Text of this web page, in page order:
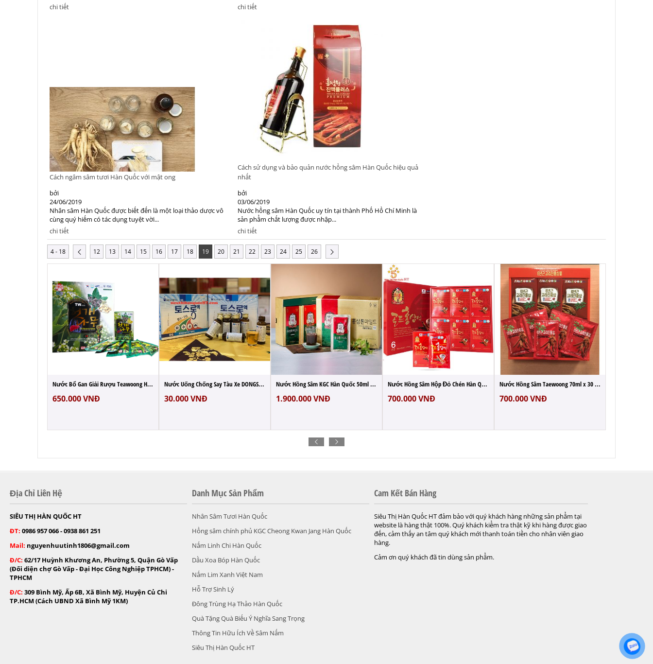
chi tiết
chi tiết
Cách ngâm sâm tươi Hàn Quốc với mật ong
bởi
24/06/2019
Nhân sâm Hàn Quốc được biết đến là một loại thảo dược vô
cùng quý hiếm có tác dụng tuyệt vời...
chi tiết
Cách sử dụng và bảo quản nước hồng sâm Hàn Quốc hiệu quả
nhất
bởi
03/06/2019
Nước hồng sâm Hàn Quốc uy tín tại thành Phố Hồ Chí Minh là
sản phẩm chất lượng được nhập...
chi tiết
4 - 18 12 13 14 15 16 17 18 19 20 21 22 23 24 25 26
Nước Bổ Gan Giải Rượu Teawoong Hovenia 30...
650.000 VNĐ
Nước Uống Chống Say Tàu Xe DONGSUNG Hàn Q...
30.000 VNĐ
Nước Hồng Sâm KGC Hàn Quốc 50ml x 30 Gói ...
1.900.000 VNĐ
Nước Hồng Sâm Hộp Đỏ Chén Hàn Quốc 70ml ...
700.000 VNĐ
Nước Hồng Sâm Taewoong 70ml x 30 Gói Đỏ H...
700.000 VNĐ
Địa Chỉ Liên Hệ
SIÊU THỊ HÀN QUỐC HT
ĐT: 0986 957 066 - 0938 861 251
Mail: nguyenhuutinh1806@gmail.com
Đ/C: 62/17 Huỳnh Khương An, Phường 5, Quận Gò Vấp
(Đối diện chợ Gò Vấp - Đại Học Công Nghiệp TPHCM) -
TPHCM
Đ/C: 309 Bình Mỹ, Ấp 6B, Xã Bình Mỹ, Huyện Củ Chi
TP.HCM (Cách UBND Xã Bình Mỹ 1KM)
Danh Mục Sản Phẩm
Nhân Sâm Tươi Hàn Quốc
Hồng sâm chính phủ KGC Cheong Kwan Jang Hàn Quốc
Nấm Linh Chi Hàn Quốc
Dầu Xoa Bóp Hàn Quốc
Nấm Lim Xanh Việt Nam
Hỗ Trợ Sinh Lý
Đông Trùng Hạ Thảo Hàn Quốc
Quà Tặng Quà Biếu Ý Nghĩa Sang Trọng
Thông Tin Hữu Ích Về Sâm Nấm
Siêu Thị Hàn Quốc HT
Cam Kết Bán Hàng
Siêu Thị Hàn Quốc HT đảm bảo với quý khách hàng những sản phẩm tại
website là hàng thật 100%. Quý khách kiểm tra thật kỹ khi hàng được giao
đến, cảm thấy an tâm quý khách mới thanh toán tiền cho nhân viên giao
hàng.
Cảm ơn quý khách đã tin dùng sản phẩm.